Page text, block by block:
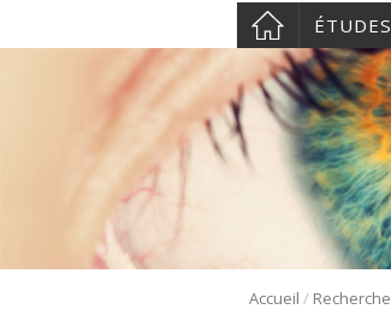
ÉTUDES
Accueil / Recherche